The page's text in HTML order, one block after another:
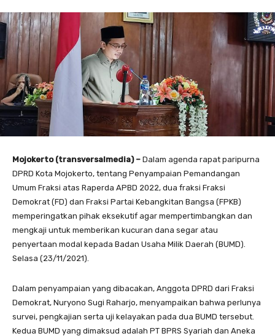
Mojokerto (transversalmedia) – Dalam agenda rapat paripurna
DPRD Kota Mojokerto, tentang Penyampaian Pemandangan
Umum Fraksi atas Raperda APBD 2022, dua fraksi Fraksi
Demokrat (FD) dan Fraksi Partai Kebangkitan Bangsa (FPKB)
memperingatkan pihak eksekutif agar mempertimbangkan dan
mengkaji untuk memberikan kucuran dana segar atau
penyertaan modal kepada Badan Usaha Milik Daerah (BUMD).
Selasa (23/11/2021).
Dalam penyampaian yang dibacakan, Anggota DPRD dari Fraksi
Demokrat, Nuryono Sugi Raharjo, menyampaikan bahwa perlunya
survei, pengkajian serta uji kelayakan pada dua BUMD tersebut.
Kedua BUMD yang dimaksud adalah PT BPRS Syariah dan Aneka